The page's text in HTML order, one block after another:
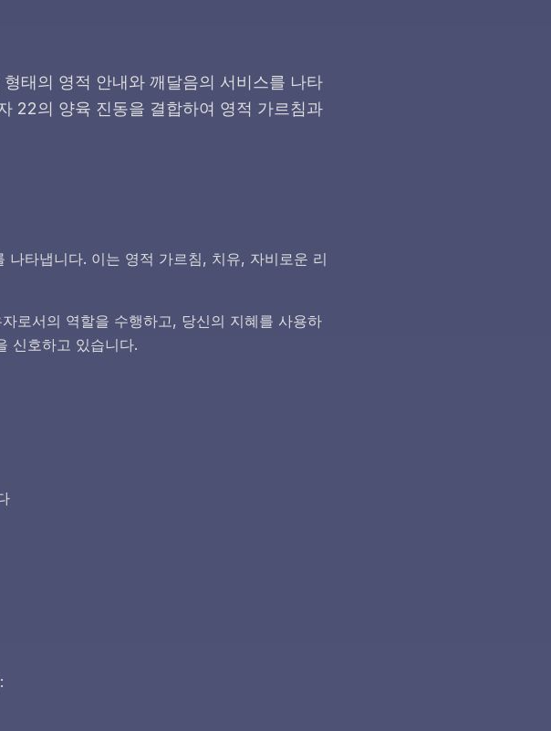
태의 영적 안내와 깨달음의 서비스를 나타
22의 양육 진동을 결합하여 영적 가르침과
타냅니다. 이는 영적 가르침, 치유, 자비로운 리
로서의 역할을 수행하고, 당신의 지혜를 사용하
신호하고 있습니다.